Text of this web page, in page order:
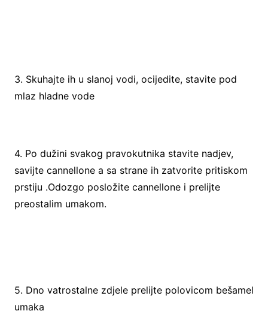
3. Skuhajte ih u slanoj vodi, ocijedite, stavite pod
mlaz hladne vode
4. Po dužini svakog pravokutnika stavite nadjev,
savijte cannellone a sa strane ih zatvorite pritiskom
prstiju .Odozgo posložite cannellone i prelijte
preostalim umakom.
5. Dno vatrostalne zdjele prelijte polovicom bešamel
umaka